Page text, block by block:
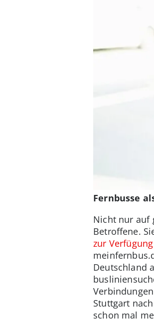
Fernbusse
Nicht nur auf
Betroffene.
zur
Deutschland
Stuttgart
schon mal